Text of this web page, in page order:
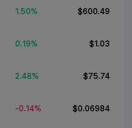
1.50% $600.49
0.19% $1.03
2.48% $75.74
-0.14% $0.06984